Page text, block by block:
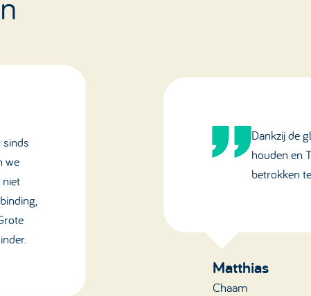
sinds
we
Dankzij de
houden en
betrokken
Matthias
Chaam